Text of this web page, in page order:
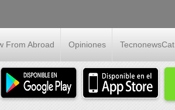
From Abroad Opiniones TecnonewsCat